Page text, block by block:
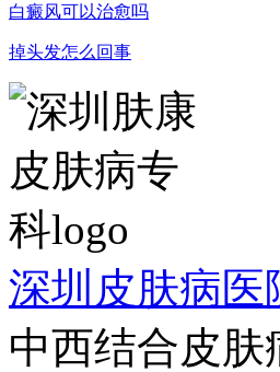
白癜风可以治愈吗
掉头发怎么回事
深圳皮肤病医
中西结合皮肤